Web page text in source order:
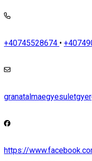
+40745528674 •
https://